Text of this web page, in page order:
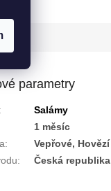
parametry
:
Salámy
1 měsíc
:
Vepřové, Hovězí
: Česká republika